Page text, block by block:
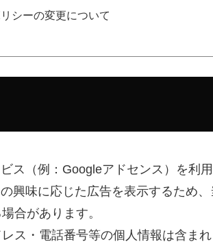
シーの変更について
ス（例：Googleアドセンス）を利用
興味に応じた広告を表示するため
合があります。
ス・電話番号等の個人情報は含まれ